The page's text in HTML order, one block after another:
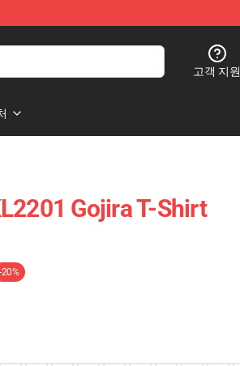
고객 지원
Gojira T-Shirt
-20%